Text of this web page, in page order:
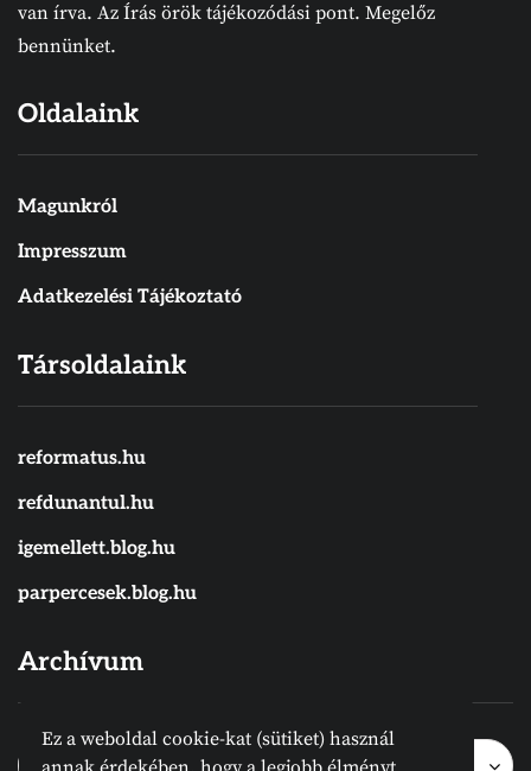
van írva. Az Írás örök tájékozódási pont. Megelőz
bennünket.
Oldalaink
Magunkról
Impresszum
Adatkezelési Tájékoztató
Társoldalaink
reformatus.hu
refdunantul.hu
igemellett.blog.hu
parpercesek.blog.hu
Archívum
Archívum
Hónap kijelölése
Archívum
Ez a weboldal cookie-kat (sütiket) használ